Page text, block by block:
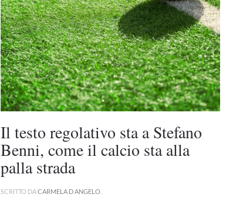
Il testo regolativo sta a Stefano
Benni, come il calcio sta alla
palla strada
SCRITTO DACARMELA D ANGELO